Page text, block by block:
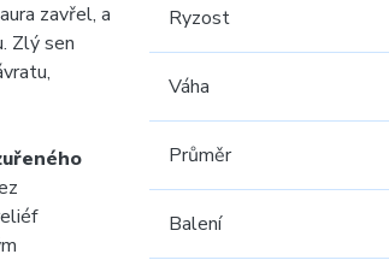
zavřel, a
Zlý sen
Ryzost
Váha
Průměr
Balení